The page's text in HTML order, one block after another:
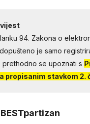
94. Zakona o
je samo
se upoznati s
propisanim stavkom 2.
BESTpartizan